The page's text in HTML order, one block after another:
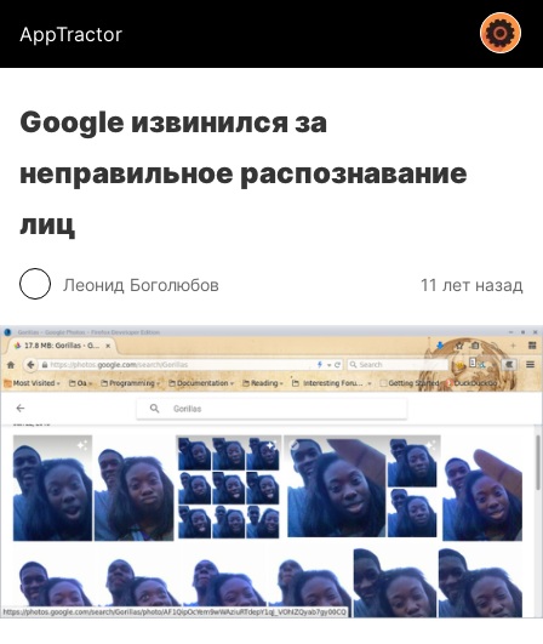
AppTractor
Google извинился за
неправильное распознавание
лиц
Леонид Боголюбов 11 лет назад